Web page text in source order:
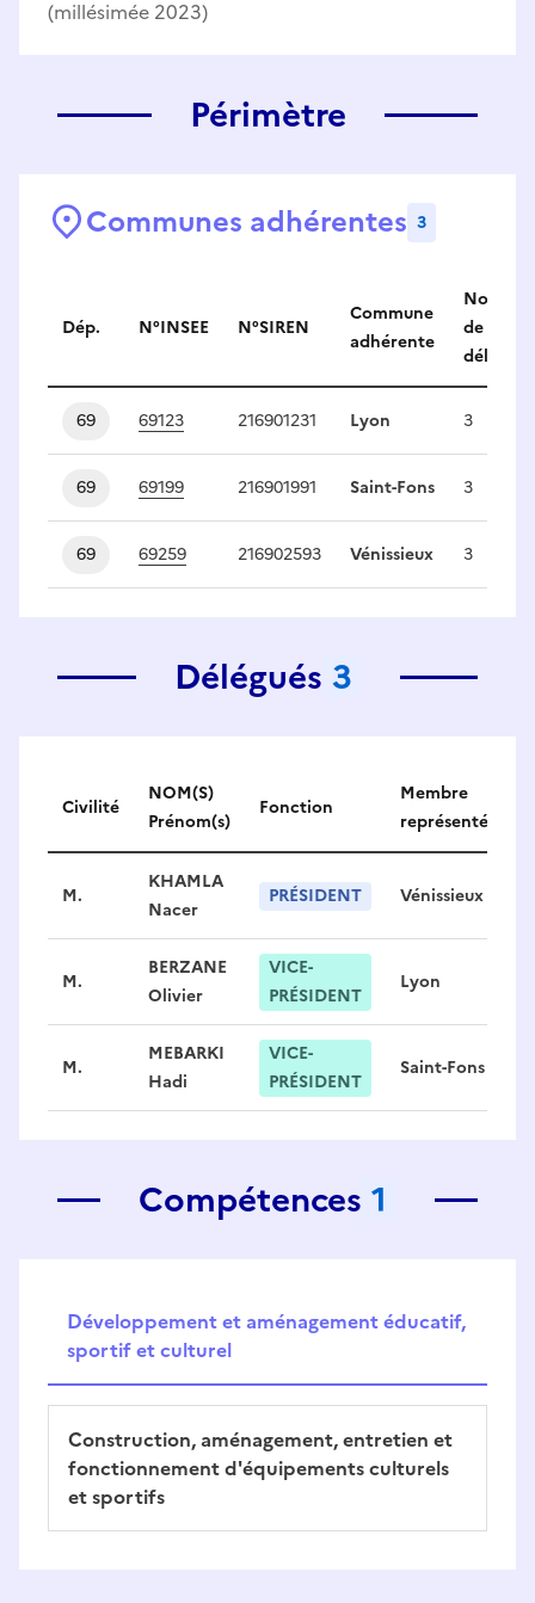
(millésimée 2023)
Périmètre
Communes adhérentes 3
Dép. N°INSEE N°SIREN
Commune
adhérente
Nombre
de
délégués
69 69123 216901231 Lyon 3
69 69199 216901991 Saint-Fons 3
69 69259 216902593 Vénissieux 3
Délégués 3
Délégués
Civilité
NOM(S)
Prénom(s)
Fonction
Membre
représenté
M.
KHAMLA
Nacer
PRÉSIDENT Vénissieux
M.
BERZANE
Olivier
VICE-
PRÉSIDENT
Lyon
M.
MEBARKI
Hadi
VICE-
PRÉSIDENT
Saint-Fons
Compétences 1
Développement et aménagement éducatif,
sportif et culturel
Construction, aménagement, entretien et
fonctionnement d'équipements culturels
et sportifs